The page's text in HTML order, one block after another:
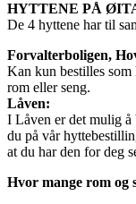
HYTTENE PÅ
De 4 hyttene har til
Forvalterboligen,
Kan kun bestilles
rom eller seng.
Låven:
I Låven er det mulig å
du på vår
at du har den for deg
Hvor mange rom og